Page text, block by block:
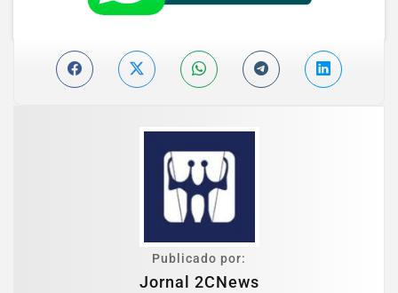
Publicado por:
Jornal 2CNews